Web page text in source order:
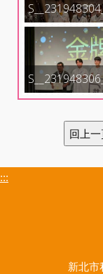
:::
新北市